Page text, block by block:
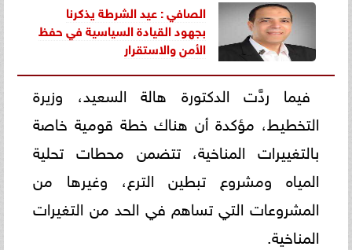
الصافي : عيد الشرطة يذكرنا
بجهود القيادة السياسية في حفظ
الأمن والاستقرار
فيما ردَّت الدكتورة هالة السعيد، وزيرة
التخطيط، مؤكدة أن هناك خطة قومية خاصة
بالتغييرات المناخية، تتضمن محطات تحلية
المياه ومشروع تبطين الترع، وغيرها من
المشروعات التي تساهم في الحد من التغيرات
المناخية.